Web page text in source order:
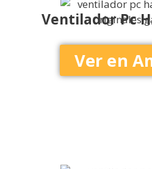
Ventilador Pc
Ver en